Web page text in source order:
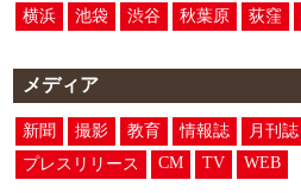
横浜
池袋 渋谷 秋葉原 荻窪
メディア
新聞 撮影 教育 情報誌 月刊誌
プレスリリース
CM TV WEB